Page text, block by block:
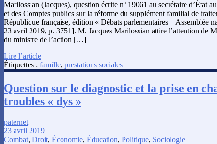
Marilossian (Jacques), question écrite nº 19061 au secrétaire d’État
et des Comptes publics sur la réforme du supplément familial de
République française, édition « Débats parlementaires – Assemblée
23 avril 2019, p. 3751]. M. Jacques Marilossian attire l’attention de
du ministre de l’action […]
Lire l’article
Étiquettes : famille, prestations sociales
Question sur le diagnostic et la prise en
troubles « dys »
paternet
23 avril 2019
Combat, Droit, Économie, Éducation, Politique, Sociologie